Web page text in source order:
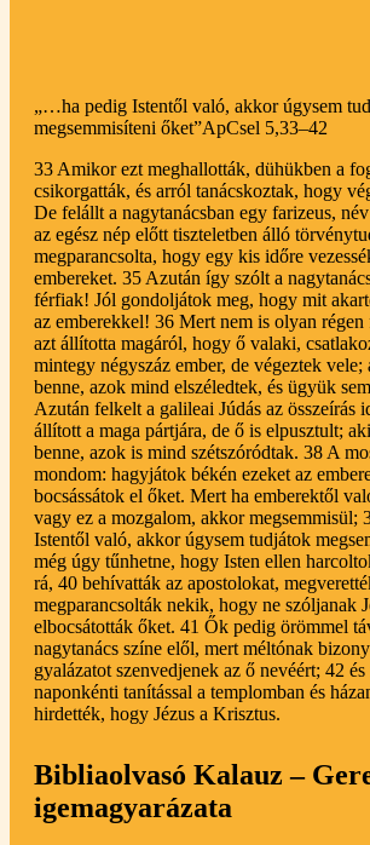
„…ha pedig Istentől való, akkor úgysem
megsemmisíteni őket”ApCsel 5,33–42
33 Amikor ezt meghallották, dühükben a
csikorgatták, és arról tanácskoztak, hogy
De felállt a nagytanácsban egy farizeus,
az egész nép előtt tiszteletben álló
megparancsolta, hogy egy kis időre
embereket. 35 Azután így szólt a
férfiak! Jól gondoljátok meg, hogy mit
az emberekkel! 36 Mert nem is olyan régen
azt állította magáról, hogy ő valaki,
mintegy négyszáz ember, de végeztek
benne, azok mind elszéledtek, és ügyük
Azután felkelt a galileai Júdás az összeírás
állított a maga pártjára, de ő is elpusztult;
benne, azok is mind szétszóródtak. 38 A
mondom: hagyjátok békén ezeket az
bocsássátok el őket. Mert ha emberektől
vagy ez a mozgalom, akkor megsemmisül;
Istentől való, akkor úgysem tudjátok
még úgy tűnhetne, hogy Isten ellen
rá, 40 behívatták az apostolokat,
megparancsolták nekik, hogy ne szóljanak
elbocsátották őket. 41 Ők pedig örömmel
nagytanács színe elől, mert méltónak
gyalázatot szenvedjenek az ő nevéért; 42
naponkénti tanítással a templomban és
hirdették, hogy Jézus a Krisztus.
Bibliaolvasó Kalauz –
igemagyarázata